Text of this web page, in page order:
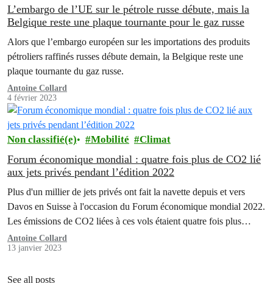
L’embargo de l’UE sur le pétrole russe débute, mais la
Belgique reste une plaque tournante pour le gaz russe
Alors que l’embargo européen sur les importations des produits
pétroliers raffinés russes débute demain, la Belgique reste une
plaque tournante du gaz russe.
Antoine Collard
4 février 2023
Non classifié(e) Mobilité Climat
Forum économique mondial : quatre fois plus de CO2 lié
aux jets privés pendant l’édition 2022
Plus d'un millier de jets privés ont fait la navette depuis et vers
Davos en Suisse à l'occasion du Forum économique mondial 2022.
Les émissions de CO2 liées à ces vols étaient quatre fois plus
élevées que ceux générés par les jets privés vers et depuis Davos
lors d'une semaine moyenne. C'est ce que révèle…
Antoine Collard
13 janvier 2023
See all posts